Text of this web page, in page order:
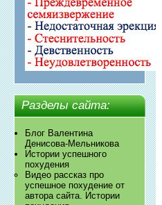
Разделы сайта:
Блог Валентина
Денисова-Мельникова
Истории успешного
похудения
Видео рассказ про
успешное похудение от
автора сайта. Истории